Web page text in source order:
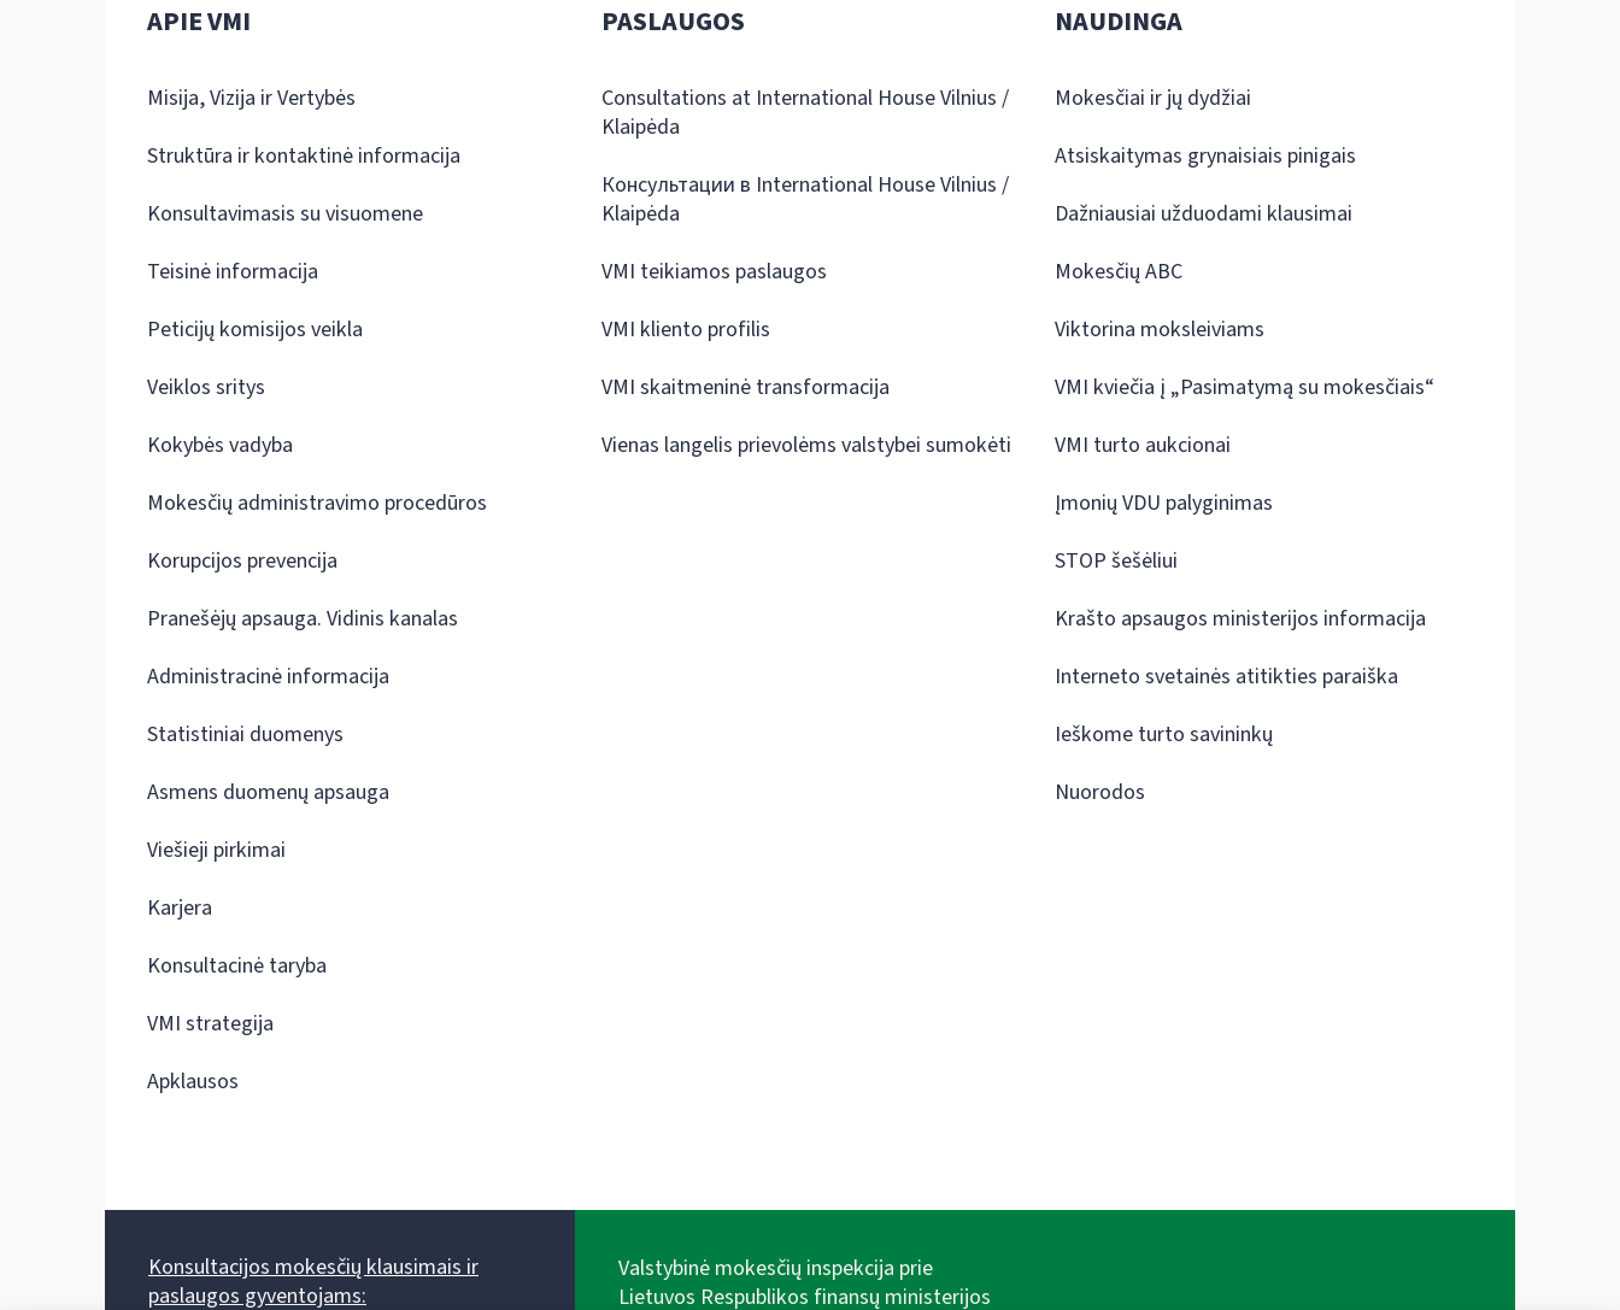
APIE VMI
Misija, Vizija ir Vertybės
Struktūra ir kontaktinė informacija
Konsultavimasis su visuomene
Teisinė informacija
Peticijų komisijos veikla
Veiklos sritys
Kokybės vadyba
Mokesčių administravimo procedūros
Korupcijos prevencija
Pranešėjų apsauga. Vidinis kanalas
Administracinė informacija
Statistiniai duomenys
Asmens duomenų apsauga
Viešieji pirkimai
Karjera
Konsultacinė taryba
VMI strategija
Apklausos
PASLAUGOS
Consultations at International House Vilnius /
Klaipėda
Консультации в International House Vilnius /
Klaipėda
VMI teikiamos paslaugos
VMI kliento profilis
VMI skaitmeninė transformacija
Vienas langelis prievolėms valstybei sumokėti
NAUDINGA
Mokesčiai ir jų dydžiai
Atsiskaitymas grynaisiais pinigais
Dažniausiai užduodami klausimai
Mokesčių ABC
Viktorina moksleiviams
VMI kviečia į „Pasimatymą su mokesčiais“
VMI turto aukcionai
Įmonių VDU palyginimas
STOP šešėliui
Krašto apsaugos ministerijos informacija
Interneto svetainės atitikties paraiška
Ieškome turto savininkų
Nuorodos
Konsultacijos mokesčių klausimais ir
paslaugos gyventojams:
Valstybinė mokesčių inspekcija prie
Lietuvos Respublikos finansų ministerijos